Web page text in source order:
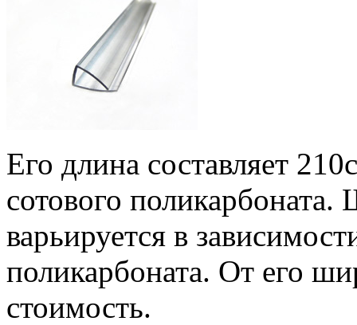
Его длина составляет
сотового
варьируется в
поликарбоната. От его
стоимость.